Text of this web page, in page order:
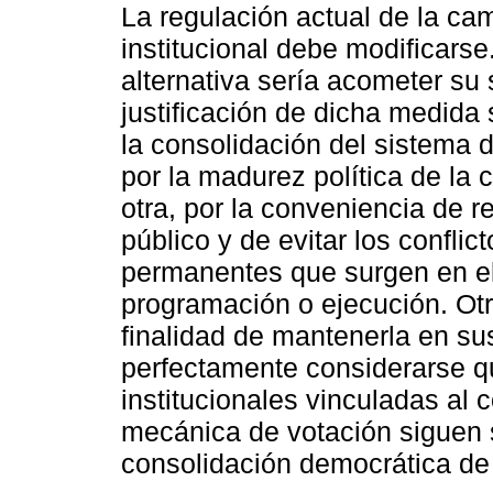
La regulación actual de la
institucional debe
alternativa sería acometer su
justificación de dicha medida
la consolidación del sistema
por la madurez política de la
otra, por la conveniencia de
público y de evitar los
permanentes que surgen en
programación o ejecución.
finalidad de mantenerla en
perfectamente considerarse
institucionales vinculadas al
mecánica de votación
consolidación democrática